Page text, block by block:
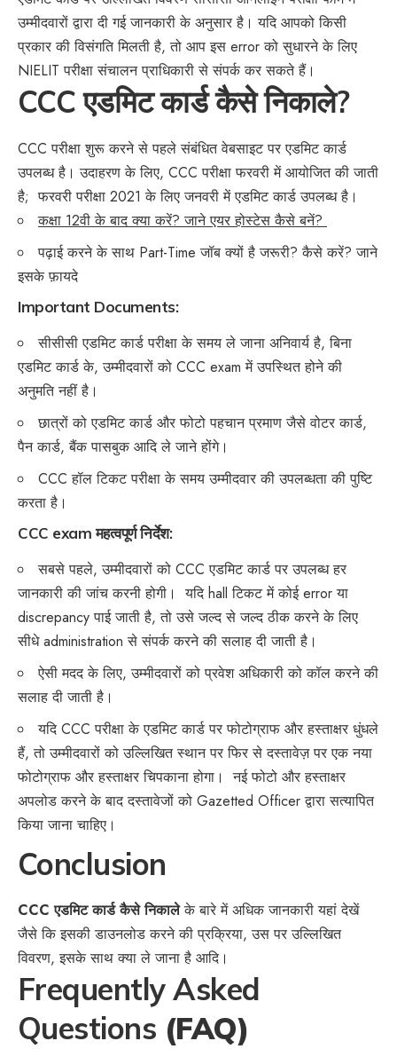
उम्मीदवारों द्वारा दी गई जानकारी के अनुसार है। यदि आपको किसी
प्रकार की विसंगति मिलती है, तो आप इस error को सुधारने के लिए
NIELIT परीक्षा संचालन प्राधिकारी से संपर्क कर सकते हैं।
CCC एडमिट कार्ड कैसे निकाले?
CCC परीक्षा शुरू करने से पहले संबंधित वेबसाइट पर एडमिट कार्ड
उपलब्ध है। उदाहरण के लिए, CCC परीक्षा फरवरी में आयोजित की जाती
है; फरवरी परीक्षा 2021 के लिए जनवरी में एडमिट कार्ड उपलब्ध है।
कक्षा 12वी के बाद क्या करें? जाने एयर होस्टेस कैसे बनें?
पढ़ाई करने के साथ Part-Time जॉब क्यों है जरूरी? कैसे करें? जाने
इसके फ़ायदे
Important Documents:
सीसीसी एडमिट कार्ड परीक्षा के समय ले जाना अनिवार्य है, बिना
एडमिट कार्ड के, उम्मीदवारों को CCC exam में उपस्थित होने की
अनुमति नहीं है।
छात्रों को एडमिट कार्ड और फोटो पहचान प्रमाण जैसे वोटर कार्ड,
पैन कार्ड, बैंक पासबुक आदि ले जाने होंगे।
CCC हॉल टिकट परीक्षा के समय उम्मीदवार की उपलब्धता की पुष्टि
करता है।
CCC exam महत्वपूर्ण निर्देश:
सबसे पहले, उम्मीदवारों को CCC एडमिट कार्ड पर उपलब्ध हर
जानकारी की जांच करनी होगी। यदि hall टिकट में कोई error या
discrepancy पाई जाती है, तो उसे जल्द से जल्द ठीक करने के लिए
सीधे administration से संपर्क करने की सलाह दी जाती है।
ऐसी मदद के लिए, उम्मीदवारों को प्रवेश अधिकारी को कॉल करने की
सलाह दी जाती है।
यदि CCC परीक्षा के एडमिट कार्ड पर फोटोग्राफ और हस्ताक्षर धुंधले
हैं, तो उम्मीदवारों को उल्लिखित स्थान पर फिर से दस्तावेज़ पर एक नया
फोटोग्राफ और हस्ताक्षर चिपकाना होगा। नई फोटो और हस्ताक्षर
अपलोड करने के बाद दस्तावेजों को Gazetted Officer द्वारा सत्यापित
किया जाना चाहिए।
Conclusion
CCC एडमिट कार्ड कैसे निकालेके बारे में अधिक जानकारी यहां देखें
जैसे कि इसकी डाउनलोड करने की प्रक्रिया, उस पर उल्लिखित
विवरण, इसके साथ क्या ले जाना है आदि।
Frequently Asked
Questions (FAQ)